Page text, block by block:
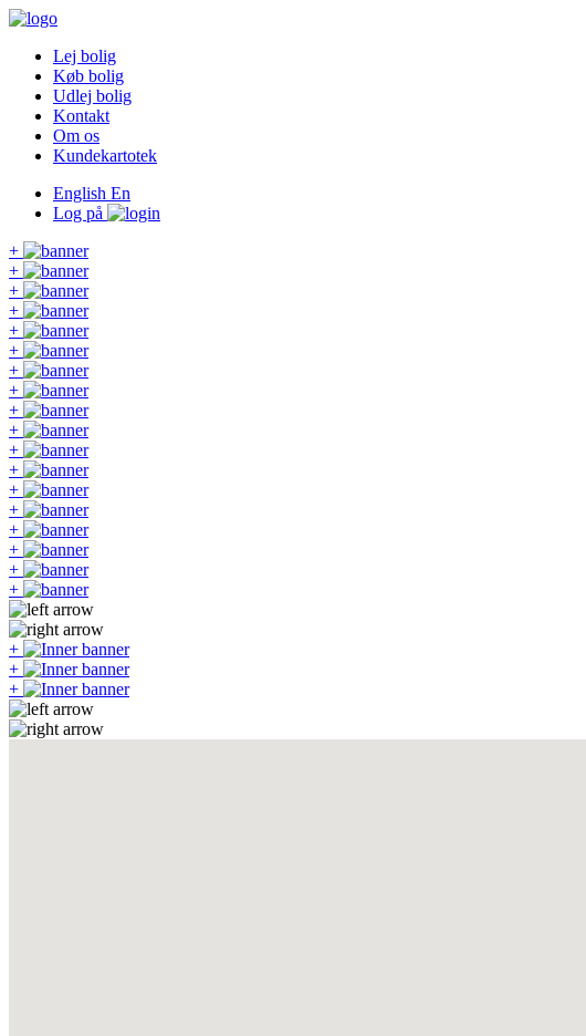
Lej bolig
Køb bolig
Udlej bolig
Kontakt
Om os
Kundekartotek
English En
Log på
+
+
+
+
+
+
+
+
+
+
+
+
+
+
+
+
+
+
+
+
+